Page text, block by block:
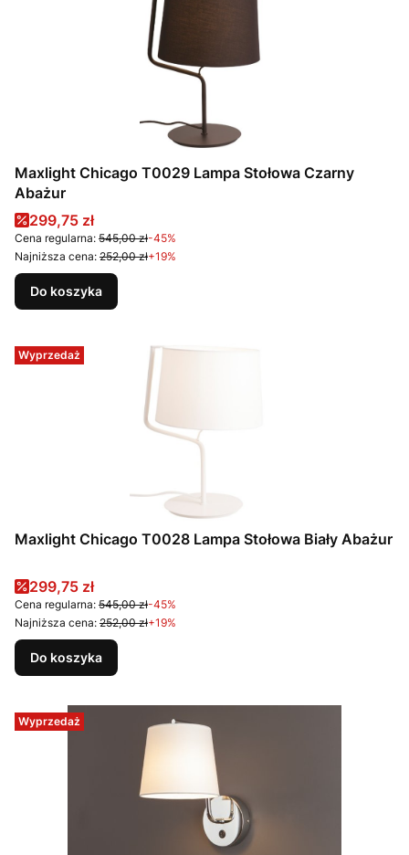
Maxlight Chicago T0029 Lampa Stołowa Czarny
Abażur
Cena promocyjna
299,75 zł
Cena regularna: 545,00 zł-45%
Najniższa cena: 252,00 zł+19%
Do koszyka
Wyprzedaż
Maxlight Chicago T0028 Lampa Stołowa Biały Abażur
Cena promocyjna
299,75 zł
Cena regularna: 545,00 zł-45%
Najniższa cena: 252,00 zł+19%
Do koszyka
Wyprzedaż